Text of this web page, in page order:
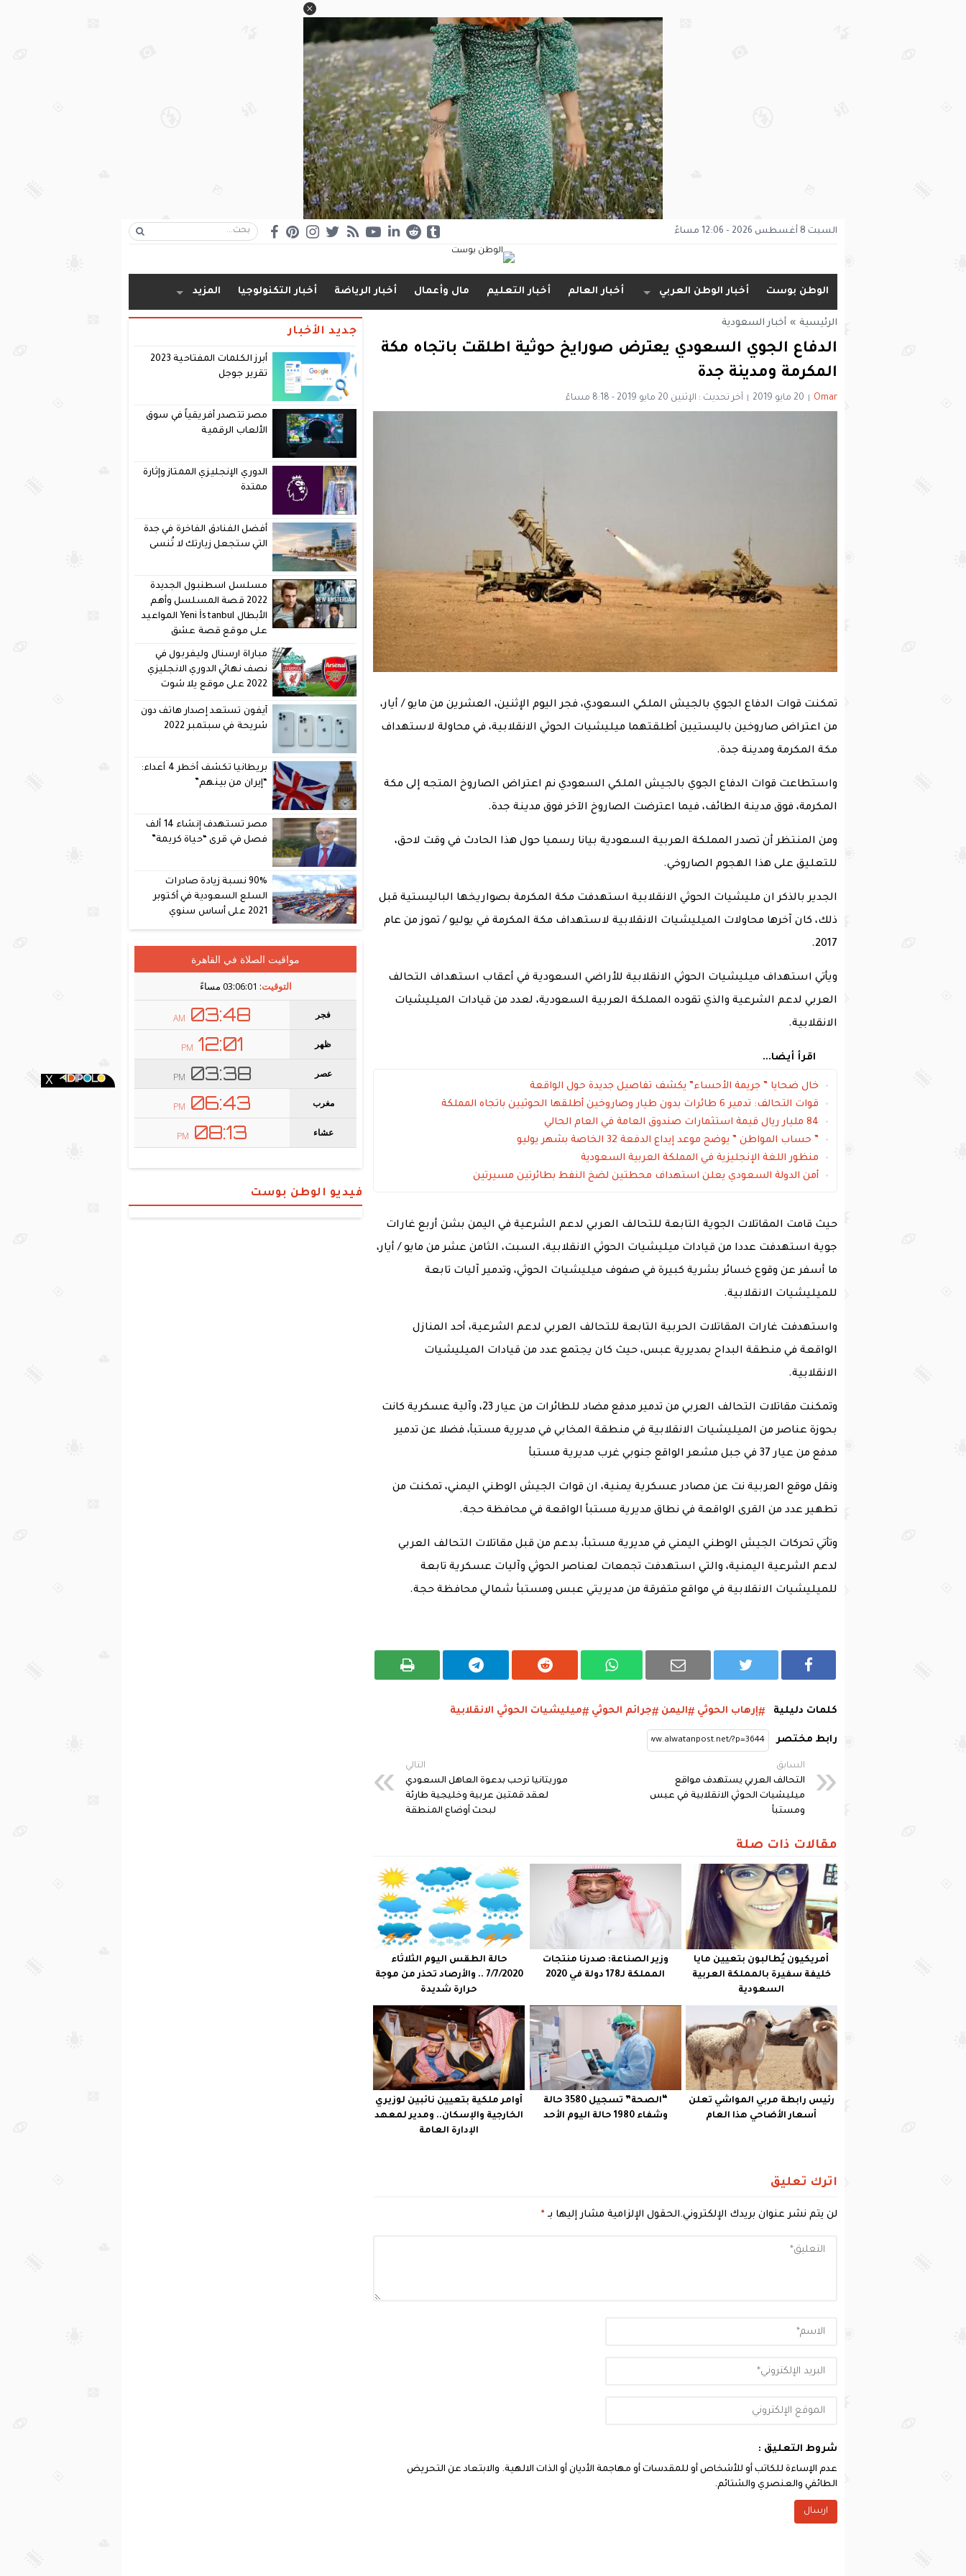
السبت 8 أغسطس 2026 - 12:06 مساءً
الوطن بوست أخبار الوطن العربي أخبار العالم أخبار التعليم مال وأعمال أخبار الرياضة أخبار التكنولوجيا المزيد
الرئيسية » أخبار السعودية
الدفاع الجوي السعودي يعترض صورايخ حوثية اطلقت باتجاه مكة
المكرمة ومدينة جدة
Omar 20 مايو 2019 آخر تحديث : الإثنين 20 مايو 2019 - 8:18 مساءً
تمكنت قوات الدفاع الجوي بالجيش الملكي السعودي، فجر اليوم الإثنين، العشرين من مايو / أيار،
من اعتراض صاروخين باليستيين أطلقتهما ميليشيات الحوثي الانقلابية، في محاولة لاستهداف
مكة المكرمة ومدينة جدة.
واستطاعت قوات الدفاع الجوي بالجيش الملكي السعودي نم اعتراض الصاروخ المتجه إلى مكة
المكرمة، فوق مدينة الطائف، فيما اعترضت الصاروخ الآخر فوق مدينة جدة.
ومن المنتظر أن تصدر المملكة العربية السعودية بيانا رسميا حول هذا الحادث في وقت لاحق،
للتعليق على هذا الهجوم الصاروخي.
الجدير بالذكر ان مليشيات الحوثي الانقلابية استهدفت مكة المكرمة بصواريخها الباليستية قبل
ذلك، كان آخرها محاولات الميليشيات الانقلابية لاستهداف مكة المكرمة في يوليو / تموز من عام
2017.
ويأتي استهداف ميليشيات الحوثي الانقلابية للأراضي السعودية في أعقاب استهداف التحالف
العربي لدعم الشرعية والذي تقوده المملكة العربية السعودية، لعدد من قيادات الميليشيات
الانقلابية.
اقرأ أيضا...
خال ضحايا ” جريمة الأحساء” يكشف تفاصيل جديدة حول الواقعة
قوات التحالف: تدمير 6 طائرات بدون طيار وصاروخين أطلقها الحوثيين باتجاه المملكة
84 مليار ريال قيمة استثمارات صندوق العامة في العام الحالي
” حساب المواطن ” يوضح موعد إيداع الدفعة 32 الخاصة بشهر يوليو
منظور اللغة الإنجليزية في المملكة العربية السعودية
أمن الدولة السعودي يعلن استهداف محطتين لضخ النفط بطائرتين مسيرتين
حيث قامت المقاتلات الجوية التابعة للتحالف العربي لدعم الشرعية في اليمن بشن أربع غارات
جوية استهدفت عددا من قيادات ميليشيات الحوثي الانقلابية، السبت، الثامن عشر من مايو / أيار،
ما أسفر عن وقوع خسائر بشرية كبيرة في صفوف ميليشيات الحوثي، وتدمير آليات تابعة
للميليشيات الانقلابية.
واستهدفت غارات المقاتلات الحربية التابعة للتحالف العربي لدعم الشرعية، أحد المنازل
الواقعة في منطقة البداح بمديرية عبس، حيث كان يجتمع عدد من قيادات الميليشيات
الانقلابية.
وتمكنت مقاتلات التحالف العربي من تدمير مدفع مضاد للطائرات من عيار 23، وآلية عسكرية كانت
بحوزة عناصر من الميليشيات الانقلابية في منطقة المخابي في مديرية مستبأ، فضلا عن تدمير
مدفع من عيار 37 في جبل مشعر الواقع جنوبي غرب مديرية مستبأ
ونقل موقع العربية نت عن مصادر عسكرية يمنية، ان قوات الجيش الوطني اليمني، تمكنت من
تطهير عدد من القرى الواقعة في نطاق مديرية مستبأ الواقعة في محافظة حجة.
وتأتي تحركات الجيش الوطني اليمني في مديرية مستبأ، بدعم من قبل مقاتلات التحالف العربي
لدعم الشرعية اليمنية، والتي استهدفت تجمعات لعناصر الحوثي وآليات عسكرية تابعة
للميليشيات الانقلابية في مواقع متفرقة من مديريتي عبس ومستبأ شمالي محافظة حجة.
كلمات دليلية إرهاب الحوثي اليمن جرائم الحوثي ميليشيات الحوثي الانقلابية
رابط مختصر
السابق
التحالف العربي يستهدف مواقع
ميليشيات الحوثي الانقلابية في عبس
ومستبأ
التالي
موريتانيا ترحب بدعوة العاهل السعودي
لعقد قمتين عربية وخليجية طارئة
لبحث أوضاع المنطقة
مقالات ذات صلة
أمريكيون يُطالبون بتعيين مايا
خليفة سفيرة بالمملكة العربية
السعودية
وزير الصناعة: صدرنا منتجات
المملكة لـ178 دولة في 2020
حالة الطقس اليوم الثلاثاء
7/7/2020 .. والأرصاد تحذر من موجة
حرارة شديدة
رئيس رابطة مربي المواشي تعلن
أسعار الأضاحي هذا العام
“الصحة” تسجيل 3580 حالة
وشفاء 1980 حالة اليوم الأحد
أوامر ملكية بتعيين نائبين لوزيري
الخارجية والإسكان.. ومدير لمعهد
الإدارة العامة
اترك تعليق
لن يتم نشر عنوان بريدك الإلكتروني.الحقول الإلزامية مشار إليها بـ *
شروط التعليق :
عدم الإساءة للكاتب أو للأشخاص أو للمقدسات أو مهاجمة الأديان أو الذات الالهية. والابتعاد عن التحريض
الطائفي والعنصري والشتائم.
جديد الأخبار
أبرز الكلمات المفتاحية 2023
تقرير جوجل
مصر تتصدر أفريقياً في سوق
الألعاب الرقمية
الدوري الإنجليزي الممتاز وإثارة
ممتدة
أفضل الفنادق الفاخرة في جدة
التي ستجعل زيارتك لا تُنسى
مسلسل اسطنبول الجديدة
2022 قصة المسلسل وأهم
الأبطال Yeni İstanbul المواعيد
على موقع قصة عشق
مباراة ارسنال وليفربول في
نصف نهائي الدوري الانجليزي
2022 على موقع يلا شوت
آيفون تستعد إصدار هاتف دون
شريحة في سبتمبر 2022
بريطانيا تكشف أخطر 4 أعداء:
“إيران من بينهم”
مصر تستهدف إنشاء 14 ألف
فصل في قرى “حياة كريمة”
90% نسبة زيادة صادرات
السلع السعودية في أكتوبر
2021 على أساس سنوي
فيديو الوطن بوست